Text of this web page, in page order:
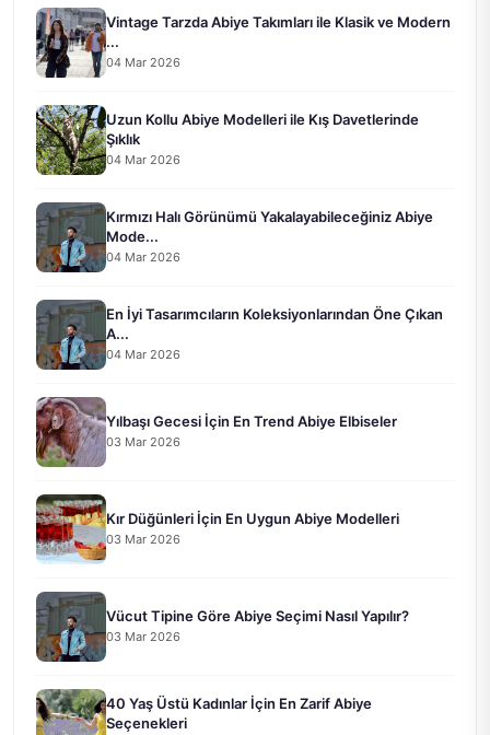
Vintage Tarzda Abiye Takımları ile Klasik ve Modern
...
04 Mar 2026
Uzun Kollu Abiye Modelleri ile Kış Davetlerinde
Şıklık
04 Mar 2026
Kırmızı Halı Görünümü Yakalayabileceğiniz Abiye
Mode...
04 Mar 2026
En İyi Tasarımcıların Koleksiyonlarından Öne Çıkan
A...
04 Mar 2026
Yılbaşı Gecesi İçin En Trend Abiye Elbiseler
03 Mar 2026
Kır Düğünleri İçin En Uygun Abiye Modelleri
03 Mar 2026
Vücut Tipine Göre Abiye Seçimi Nasıl Yapılır?
03 Mar 2026
40 Yaş Üstü Kadınlar İçin En Zarif Abiye
Seçenekleri